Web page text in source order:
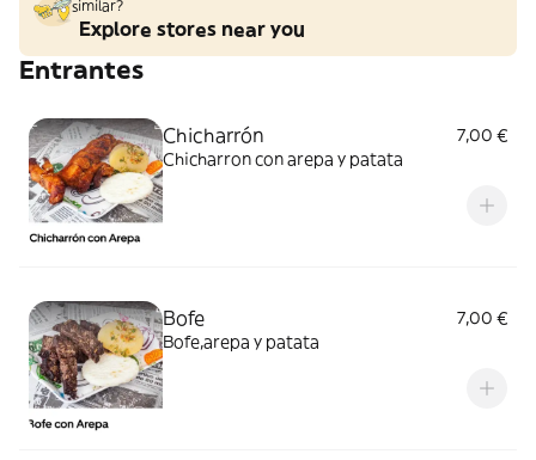
similar?
Explore stores near you
Entrantes
Chicharrón
7,00 €
Chicharron con arepa y patata
Bofe
7,00 €
Bofe,arepa y patata